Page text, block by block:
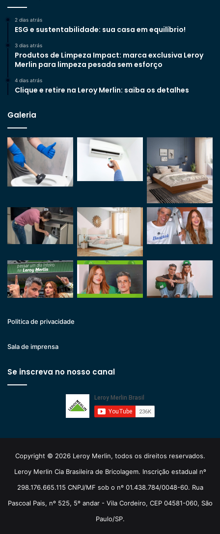
2 dias atrás
ESG e sustentabilidade: sua casa em equilíbrio!
3 dias atrás
Produtos de Limpeza Impact: marca exclusiva Leroy
Merlin para limpeza pesada sem esforço
4 dias atrás
Clique e retire na Leroy Merlin: saiba os detalhes
Galeria
Politica de privacidade
Sala de imprensa
Se inscreva no nosso canal
Copyright © 2026 Leroy Merlin, todos os direitos reservados.
Leroy Merlin Cia Brasileira de Bricolagem. Inscrição estadual nº
298.176.665.115 CNPJ/MF sob o nº 01.438.784/0048-60. Rua
Pascoal Pais, nº 525, 5º andar - Vila Cordeiro, CEP 04581-060, São
Paulo/SP.